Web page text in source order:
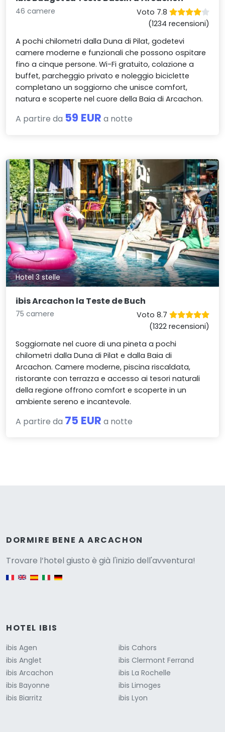
46 camere
Voto 7.8
(1234 recensioni)
A pochi chilometri dalla Duna di Pilat, godetevi
camere moderne e funzionali che possono ospitare
fino a cinque persone. Wi-Fi gratuito, colazione a
buffet, parcheggio privato e noleggio biciclette
completano un soggiorno che unisce comfort,
natura e scoperte nel cuore della Baia di Arcachon.
A partire da 59 EUR a notte
Hotel 3 stelle
ibis Arcachon la Teste de Buch
75 camere
Voto 8.7
(1322 recensioni)
Soggiornate nel cuore di una pineta a pochi
chilometri dalla Duna di Pilat e dalla Baia di
Arcachon. Camere moderne, piscina riscaldata,
ristorante con terrazza e accesso ai tesori naturali
della regione offrono comfort e scoperte in un
ambiente sereno e incantevole.
A partire da 75 EUR a notte
DORMIRE BENE A ARCACHON
Trovare l’hotel giusto è già l'inizio dell'avventura!
HOTEL IBIS
ibis Agen
ibis Anglet
ibis Arcachon
ibis Bayonne
ibis Biarritz
ibis Cahors
ibis Clermont Ferrand
ibis La Rochelle
ibis Limoges
ibis Lyon